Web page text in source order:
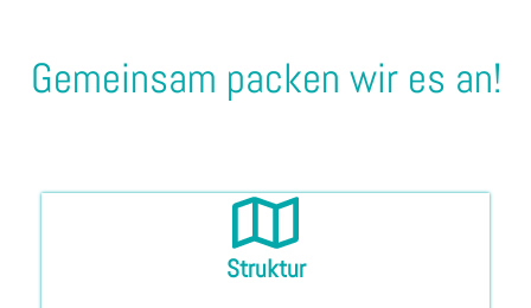
Gemeinsam packen wir es an!
Struktur